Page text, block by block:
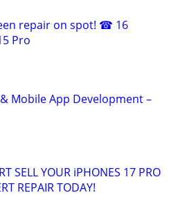
repair on spot! ☎ 16
Pro
Mobile App Development –
SELL YOUR iPHONES 17 PRO
REPAIR TODAY!